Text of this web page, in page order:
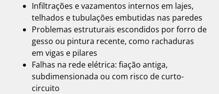
Infiltrações e vazamentos internos em lajes,
telhados e tubulações embutidas nas paredes
Problemas estruturais escondidos por forro de
gesso ou pintura recente, como rachaduras
em vigas e pilares
Falhas na rede elétrica: fiação antiga,
subdimensionada ou com risco de curto-
circuito